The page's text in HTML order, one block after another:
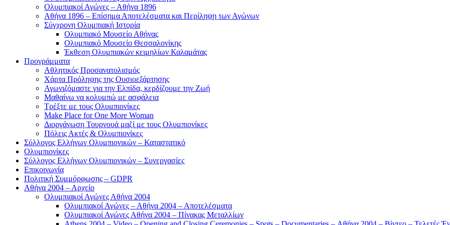
Ολυμπιακοί Αγώνες – Αθήνα 1896
Αθήνα 1896 – Επίσημα Αποτελέσματα και Περίληψη των Αγώνων
Σύγχρονη Ολυμπιακή Ιστορία
Ολυμπιακό Μουσείο Αθήνας
Ολυμπιακό Μουσείο Θεσσαλονίκης
Έκθεση Ολυμπιακών κειμηλίων Καλαμάτας
Προγράμματα
Αθλητικός Προσανατολισμός
Χάρτα Πρόληψης της Ουσιοεξάρτησης
Αγωνιζόμαστε για την Ελπίδα, κερδίζουμε την Ζωή
Μαθαίνω να κολυμπώ με ασφάλεια
Τρέξτε με τους Ολυμπιονίκες
Make Place for One More Woman
Διοργάνωση Τουρνουά μαζί με τους Ολυμπιονίκες
Πόλεις Ακτές & Ολυμπιονίκες
Σύλλογος Ελλήνων Ολυμπιονικών – Καταστατικό
Ολυμπιονίκες
Σύλλογος Ελλήνων Ολυμπιονικών – Συνεργασίες
Επικοινωνία
Πολιτική Συμμόρφωσης – GDPR
Αθήνα 2004 – Αρχείο
Ολυμπιακοί Αγώνες Αθήνα 2004
Ολυμπιακοί Αγώνες – Αθήνα 2004 – Αποτελέσματα
Ολυμπιακοί Αγώνες Αθήνα 2004 – Πίνακας Μεταλλίων